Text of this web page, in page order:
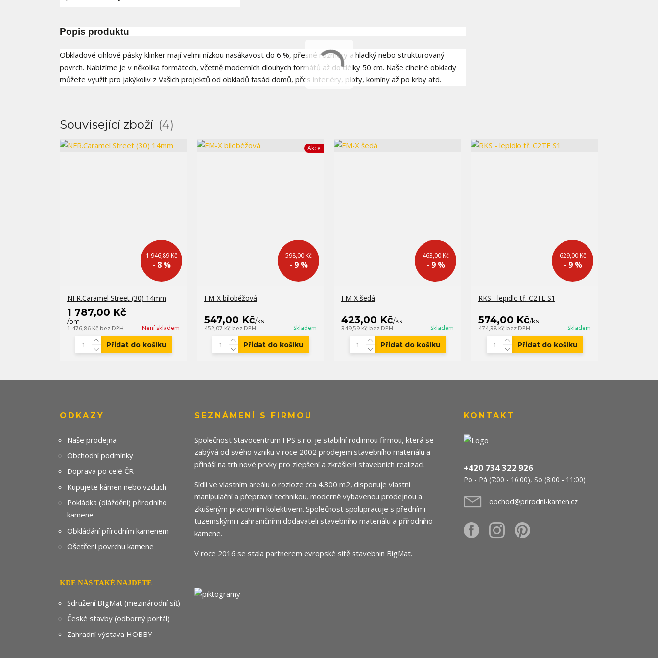
Popis produktu
Obkladové cihlové pásky klinker mají velmi nízkou nasákavost do 6 %, přesné rozměry a hladký nebo strukturovaný
povrch. Nabízíme je v několika formátech, včetně moderních dlouhých formátů až do délky 50 cm. Naše cihelné obklady
můžete využít pro jakýkoliv z Vašich projektů od obkladů fasád domů, přes interiéry, ploty, komíny až po krby atd.
Související zboží 4
1 946,89 Kč
- 8 %
NFR.Caramel Street (30) 14mm
1 787,00 Kč
/bm
1 476,86 Kč bez DPH Není skladem
Přidat do košíku
Akce
598,00 Kč
- 9 %
FM-X bílobéžová
547,00 Kč/ks
452,07 Kč bez DPH Skladem
Přidat do košíku
463,00 Kč
- 9 %
FM-X šedá
423,00 Kč/ks
349,59 Kč bez DPH Skladem
Přidat do košíku
629,00 Kč
- 9 %
RKS - lepidlo tř. C2TE S1
574,00 Kč/ks
474,38 Kč bez DPH Skladem
Přidat do košíku
ODKAZY
Naše prodejna
Obchodní podmínky
Doprava po celé ČR
Kupujete kámen nebo vzduch
Pokládka (dláždění) přírodního
kamene
Obkládání přírodním kamenem
Ošetření povrchu kamene
KDE NÁS TAKÉ NAJDETE
Sdružení BIgMat (mezinárodní síť)
České stavby (odborný portál)
Zahradní výstava HOBBY
SEZNÁMENÍ S FIRMOU
Společnost Stavocentrum FPS s.r.o. je stabilní rodinnou firmou, která se
zabývá od svého vzniku v roce 2002 prodejem stavebního materiálu a
přináší na trh nové prvky pro zlepšení a zkrášlení stavebních realizací.
Sídlí ve vlastním areálu o rozloze cca 4.300 m2, disponuje vlastní
manipulační a přepravní technikou, moderně vybavenou prodejnou a
zkušeným pracovním kolektivem. Společnost spolupracuje s předními
tuzemskými i zahraničními dodavateli stavebního materiálu a přírodního
kamene.
V roce 2016 se stala partnerem evropské sítě stavebnin BigMat.
KONTAKT
+420 734 322 926
Po - Pá (7:00 - 16:00), So (8:00 - 11:00)
obchod@prirodni-kamen.cz